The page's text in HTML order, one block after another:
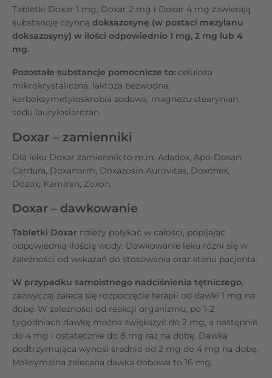
Tabletki Doxar 1 mg, Doxar 2 mg i Doxar 4 mg zawierają
substancję czynną doksazosynę (w postaci mezylanu
doksazosyny) w ilości odpowiednio 1 mg, 2 mg lub 4
mg.
Pozostałe substancje pomocnicze to: celuloza
mikrokrystaliczna, laktoza bezwodna,
karboksymetyloskrobia sodowa, magnezu stearynian,
sodu laurylosiarczan.
Doxar – zamienniki
Dla leku Doxar zamiennik to m.in. Adadox, Apo-Doxan,
Cardura, Doxanorm, Doxazosin Aurovitas, Doxonex,
Dozox, Kamiren, Zoxon.
Doxar – dawkowanie
Tabletki Doxar należy połykać w całości, popijając
odpowiednią ilością wody. Dawkowanie leku różni się w
zależności od wskazań do stosowania oraz stanu pacjenta.
W przypadku samoistnego nadciśnienia tętniczego,
zazwyczaj zaleca się rozpoczęcie terapii od dawki 1 mg na
dobę. W zależności od reakcji organizmu, po 1-2
tygodniach dawkę można zwiększyć do 2 mg, a następnie
do 4 mg i ostatecznie do 8 mg raz na dobę. Dawka
podtrzymująca wynosi średnio od 2 mg do 4 mg na dobę.
Maksymalna zalecana dawka dobowa to 16 mg.